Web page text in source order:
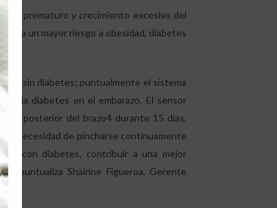
prematuro y crecimiento excesivo del
a un mayor riesgo a obesidad, diabetes
y sin diabetes; puntualmente el sistema
de la diabetes en el embarazo. El sensor
posterior del brazo4 durante 15 días,
sin necesidad de pincharse continuamente
con diabetes, contribuir a una mejor
puntualiza Shairine Figueroa, Gerente